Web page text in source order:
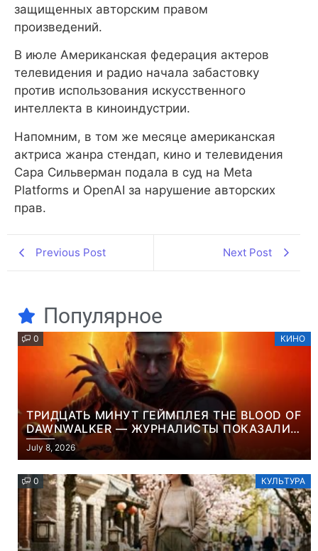
защищенных авторским правом
произведений.
В июле Американская федерация актеров
телевидения и радио начала забастовку
против использования искусственного
интеллекта в киноиндустрии.
Напомним, в том же месяце американская
актриса жанра стендап, кино и телевидения
Сара Сильверман подала в суд на Meta
Platforms и OpenAI за нарушение авторских
прав.
Previous Post Next Post
Популярное
0 КИНО
ТРИДЦАТЬ МИНУТ ГЕЙМПЛЕЯ THE BLOOD OF
DAWNWALKER — ЖУРНАЛИСТЫ ПОКАЗАЛИ
НАЧАЛО НОВОЙ ИГРЫ ОТ ВЕТЕРАНОВ CD
PROJEKT RED
July 8, 2026
0 КУЛЬТУРА